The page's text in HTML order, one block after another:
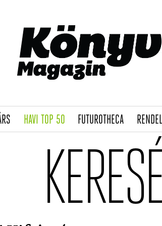
(CURRENT)
HAVI TOP 50(CURRENT)
FUTUROTHECA(CURRENT)